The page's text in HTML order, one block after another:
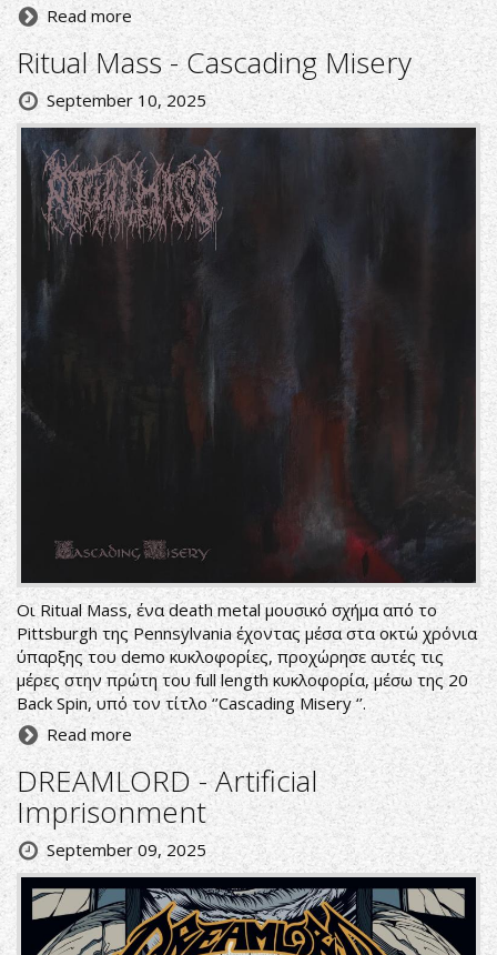
Read more
Ritual Mass - Cascading Misery
September 10, 2025
Οι Ritual Mass, ένα death metal μουσικό σχήμα από το
Pittsburgh της Pennsylvania έχοντας μέσα στα οκτώ χρόνια
ύπαρξης του demo κυκλοφορίες, προχώρησε αυτές τις
μέρες στην πρώτη του full length κυκλοφορία, μέσω της 20
Back Spin, υπό τον τίτλο ‘’Cascading Misery ‘’.
Read more
DREAMLORD - Artificial
Imprisonment
September 09, 2025